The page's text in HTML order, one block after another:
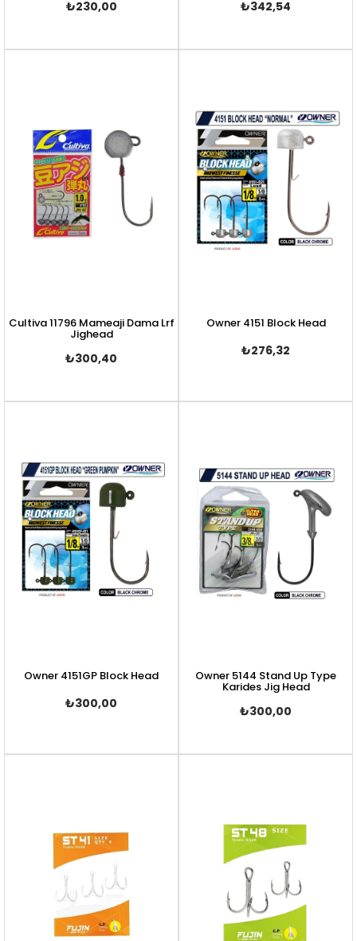
₺230,00 ₺342,54
Cultiva 11796 Mameaji Dama Lrf
Jighead
₺300,40
Owner 4151 Block Head
₺276,32
Owner 4151GP Block Head
₺300,00
Owner 5144 Stand Up Type
Karides Jig Head
₺300,00